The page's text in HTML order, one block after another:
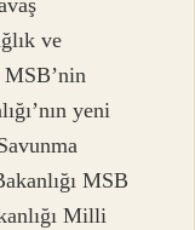
ve
yeni
MSB
Milli